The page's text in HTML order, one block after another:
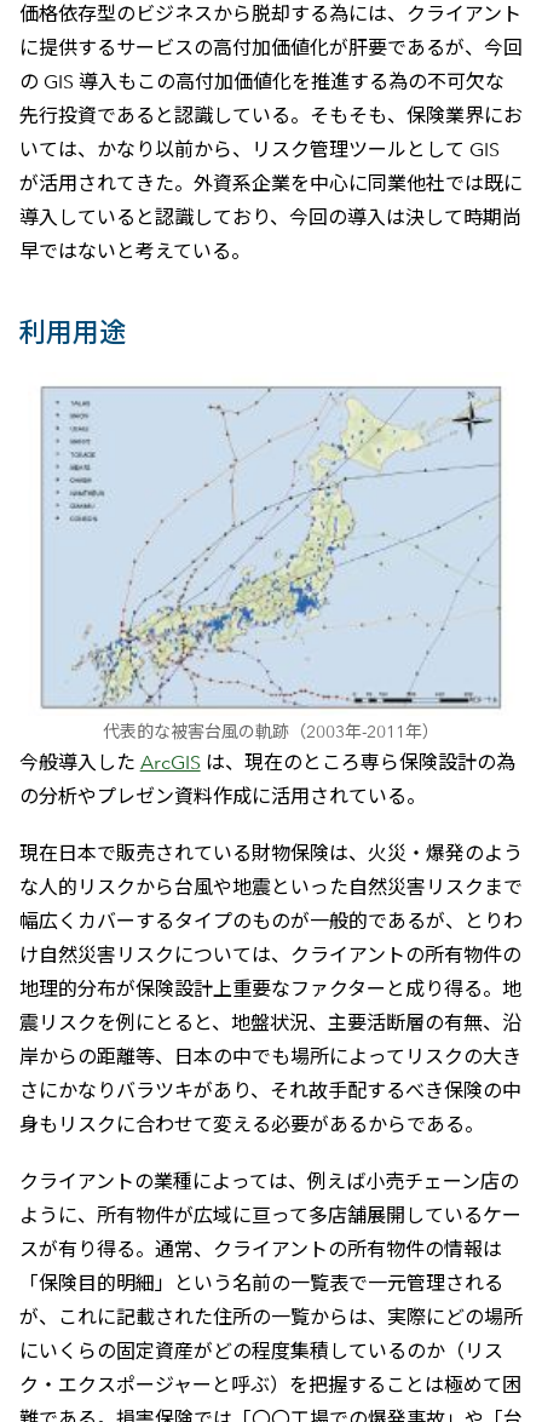
価格依存型のビジネスから脱却する為には、クライアント
に提供するサービスの高付加価値化が肝要であるが、今回
の GIS 導入もこの高付加価値化を推進する為の不可欠な
先行投資であると認識している。そもそも、保険業界にお
いては、かなり以前から、リスク管理ツールとして GIS
が活用されてきた。外資系企業を中心に同業他社では既に
導入していると認識しており、今回の導入は決して時期尚
早ではないと考えている。
利用用途
代表的な被害台風の軌跡（2003年-2011年）
今般導入した ArcGIS は、現在のところ専ら保険設計の為
の分析やプレゼン資料作成に活用されている。
現在日本で販売されている財物保険は、火災・爆発のよう
な人的リスクから台風や地震といった自然災害リスクまで
幅広くカバーするタイプのものが一般的であるが、とりわ
け自然災害リスクについては、クライアントの所有物件の
地理的分布が保険設計上重要なファクターと成り得る。地
震リスクを例にとると、地盤状況、主要活断層の有無、沿
岸からの距離等、日本の中でも場所によってリスクの大き
さにかなりバラツキがあり、それ故手配するべき保険の中
身もリスクに合わせて変える必要があるからである。
クライアントの業種によっては、例えば小売チェーン店の
ように、所有物件が広域に亘って多店舗展開しているケー
スが有り得る。通常、クライアントの所有物件の情報は
「保険目的明細」という名前の一覧表で一元管理される
が、これに記載された住所の一覧からは、実際にどの場所
にいくらの固定資産がどの程度集積しているのか（リス
ク・エクスポージャーと呼ぶ）を把握することは極めて困